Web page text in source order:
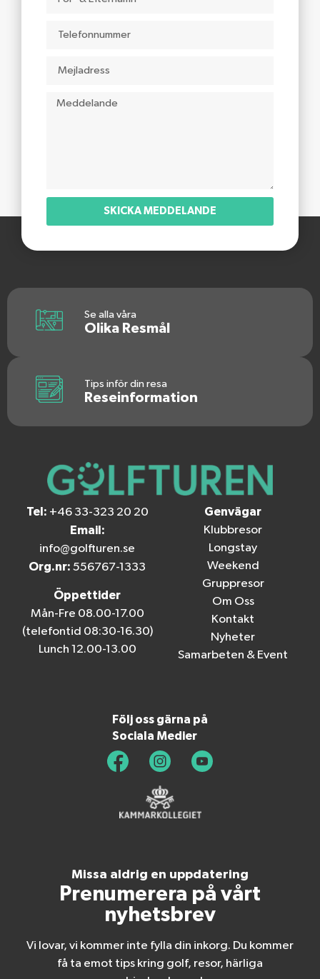
SKICKA MEDDELANDE
Se alla våra
Olika Resmål
Tips inför din resa
Reseinformation
Tel: +46 33-323 20 20
Email:
info@golfturen.se
Org.nr: 556767-1333
Öppettider
Mån-Fre 08.00-17.00
(telefontid 08:30-16.30)
Lunch 12.00-13.00
Genvägar
Klubbresor
Longstay
Weekend
Gruppresor
Om Oss
Kontakt
Nyheter
Samarbeten & Event
Följ oss gärna på
Sociala Medier
Missa aldrig en uppdatering
Prenumerera på vårt
nyhetsbrev
Vi lovar, vi kommer inte fylla din inkorg. Du kommer
få ta emot tips kring golf, resor, härliga